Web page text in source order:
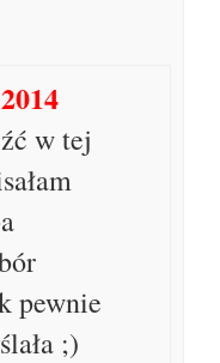
w tej
pewnie
;)